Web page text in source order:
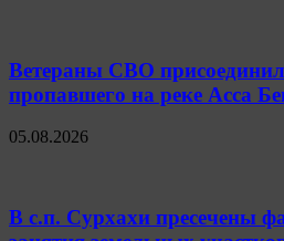
Ветераны СВО
пропавшего на реке Асса
05.08.2026
В с.п. Сурхахи пресечены